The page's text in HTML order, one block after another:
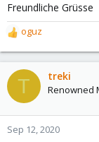
Freundliche Grüsse
R
e
a
c
t
o
n
oguz
T treki
Renowned
Sep 12, 2020